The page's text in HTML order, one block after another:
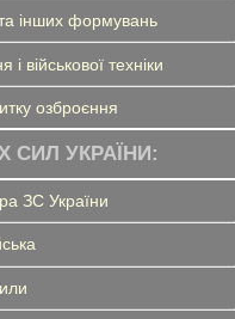
інших формувань
військової техніки
озброєння
СИЛ УКРАЇНИ:
ЗС України